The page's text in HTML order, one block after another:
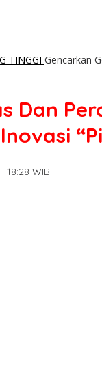
TINGGI Gencarkan
Dan
18:28 WIB